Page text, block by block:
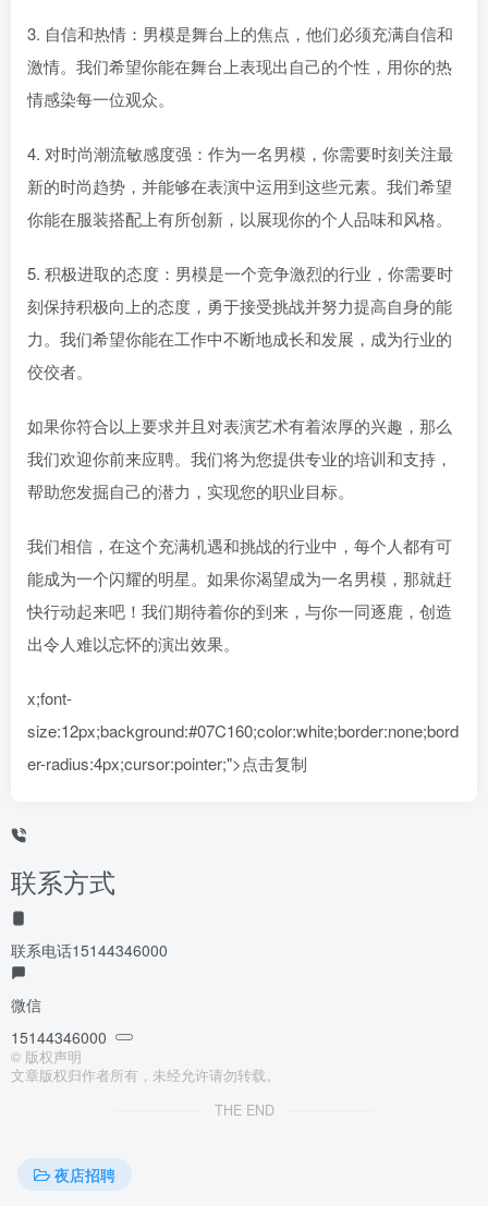
3. 自信和热情：男模是舞台上的焦点，他们必须充满自信和
激情。我们希望你能在舞台上表现出自己的个性，用你的热
情感染每一位观众。
4. 对时尚潮流敏感度强：作为一名男模，你需要时刻关注最
新的时尚趋势，并能够在表演中运用到这些元素。我们希望
你能在服装搭配上有所创新，以展现你的个人品味和风格。
5. 积极进取的态度：男模是一个竞争激烈的行业，你需要时
刻保持积极向上的态度，勇于接受挑战并努力提高自身的能
力。我们希望你能在工作中不断地成长和发展，成为行业的
佼佼者。
如果你符合以上要求并且对表演艺术有着浓厚的兴趣，那么
我们欢迎你前来应聘。我们将为您提供专业的培训和支持，
帮助您发掘自己的潜力，实现您的职业目标。
我们相信，在这个充满机遇和挑战的行业中，每个人都有可
能成为一个闪耀的明星。如果你渴望成为一名男模，那就赶
快行动起来吧！我们期待着你的到来，与你一同逐鹿，创造
出令人难以忘怀的演出效果。
x;font-
size:12px;background:#07C160;color:white;border:none;bord
er-radius:4px;cursor:pointer;">点击复制
联系方式
联系电话15144346000
微信
15144346000
© 版权声明
文章版权归作者所有，未经允许请勿转载。
THE END
夜店招聘